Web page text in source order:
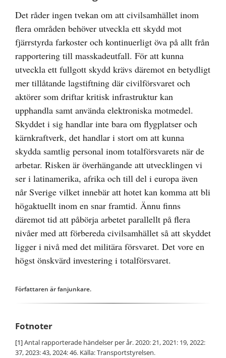
Det råder ingen tvekan om att civilsamhället inom
flera områden behöver utveckla ett skydd mot
fjärrstyrda farkoster och kontinuerligt öva på allt från
rapportering till masskadeutfall. För att kunna
utveckla ett fullgott skydd krävs däremot en betydligt
mer tillåtande lagstiftning där civilförsvaret och
aktörer som driftar kritisk infrastruktur kan
upphandla samt använda elektroniska motmedel.
Skyddet i sig handlar inte bara om flygplatser och
kärnkraftverk, det handlar i stort om att kunna
skydda samtlig personal inom totalförsvarets när de
arbetar. Risken är överhängande att utvecklingen vi
ser i latinamerika, afrika och till del i europa även
når Sverige vilket innebär att hotet kan komma att bli
högaktuellt inom en snar framtid. Ännu finns
däremot tid att påbörja arbetet parallellt på flera
nivåer med att förbereda civilsamhället så att skyddet
ligger i nivå med det militära försvaret. Det vore en
högst önskvärd investering i totalförsvaret.
Författaren är fanjunkare.
Fotnoter
[1]Antal rapporterade händelser per år. 2020: 21, 2021: 19, 2022:
37, 2023: 43, 2024: 46. Källa: Transportstyrelsen.